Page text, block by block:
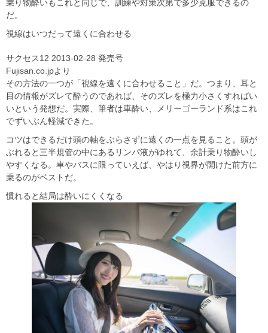
乗り物酔いもこれと同じで、訓練や対策次第で多少克服できるの
だ。
視線はいつだって遠くに合わせる
サクセス12 2013-02-28 発売号
Fujisan.co.jpより
その方法の一つが「視線を遠くに合わせること」だ。つまり、耳と
目の情報がズレて酔うのであれば、そのズレを極力小さくすればい
いという発想だ。実際、筆者は車酔い、メリーゴーランド系はこれ
でずいぶん軽減できた。
コツはできるだけ頭の軸をぶらさずに遠くの一点を見ること。頭が
ぶれると三半規管の中にあるリンパ液がゆれて、余計乗り物酔いし
やすくなる。車やバスに限っていえば、やはり視界が開けた前方に
乗るのがベストだ。
慣れると結局は酔いにくくなる